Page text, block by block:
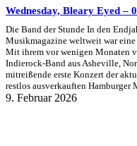
Wednesday, Bleary Eyed –
Die Band der Stunde In den
Musikmagazine weltweit war
Mit ihrem vor wenigen Monaten
Indierock-Band aus Asheville,
mitreißende erste Konzert der
restlos ausverkauften
9. Februar 2026